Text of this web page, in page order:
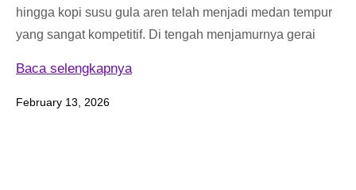
hingga kopi susu gula aren telah menjadi medan tempur
yang sangat kompetitif. Di tengah menjamurnya gerai
Baca selengkapnya
February 13, 2026